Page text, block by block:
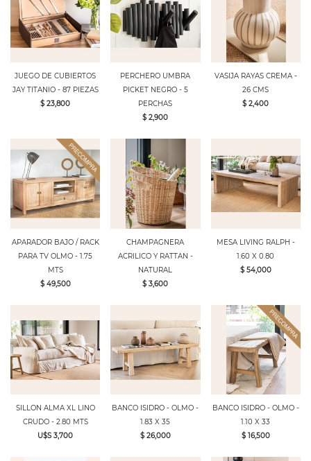
JUEGO DE CUBIERTOS
JAY TITANIO - 87 PIEZAS
$ 23,800
PERCHERO UMBRA
PICKET NEGRO - 5
PERCHAS
$ 2,900
VASIJA RAYAS CREMA -
26 CMS
$ 2,400
APARADOR BAJO / RACK
PARA TV OLMO - 1.75
MTS
$ 49,500
CHAMPAGNERA
ACRILICO Y RATTAN -
NATURAL
$ 3,600
MESA LIVING RALPH -
1.60 X 0.80
$ 54,000
SILLON ALMA XL LINO
CRUDO - 2.80 MTS
U$S 3,700
BANCO ISIDRO - OLMO -
1.83 X 35
$ 26,000
BANCO ISIDRO - OLMO -
1.10 X 33
$ 16,500